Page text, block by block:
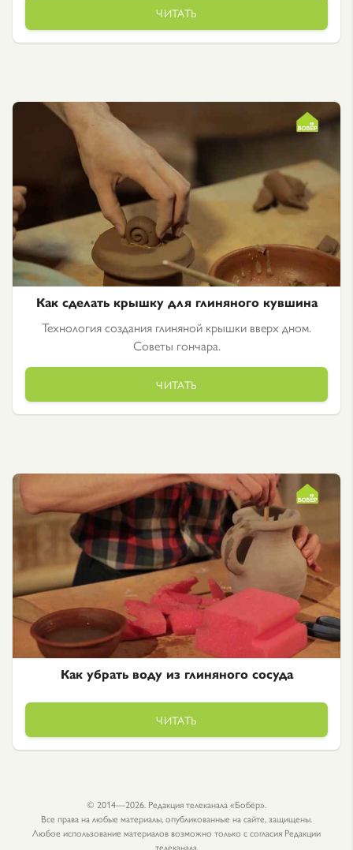
ЧИТАТЬ
Как сделать крышку для глиняного кувшина
Технология создания глиняной крышки вверх дном.
Советы гончара.
ЧИТАТЬ
Как убрать воду из глиняного сосуда
ЧИТАТЬ
© 2014—2026. Редакция телеканала «Бобёр».
Все права на любые материалы, опубликованные на сайте, защищены.
Любое использование материалов возможно только с согласия Редакции
телеканала.